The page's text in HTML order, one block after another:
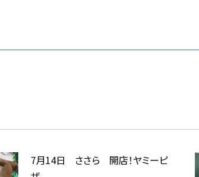
7月14日 ささら 開店！ヤミーピ